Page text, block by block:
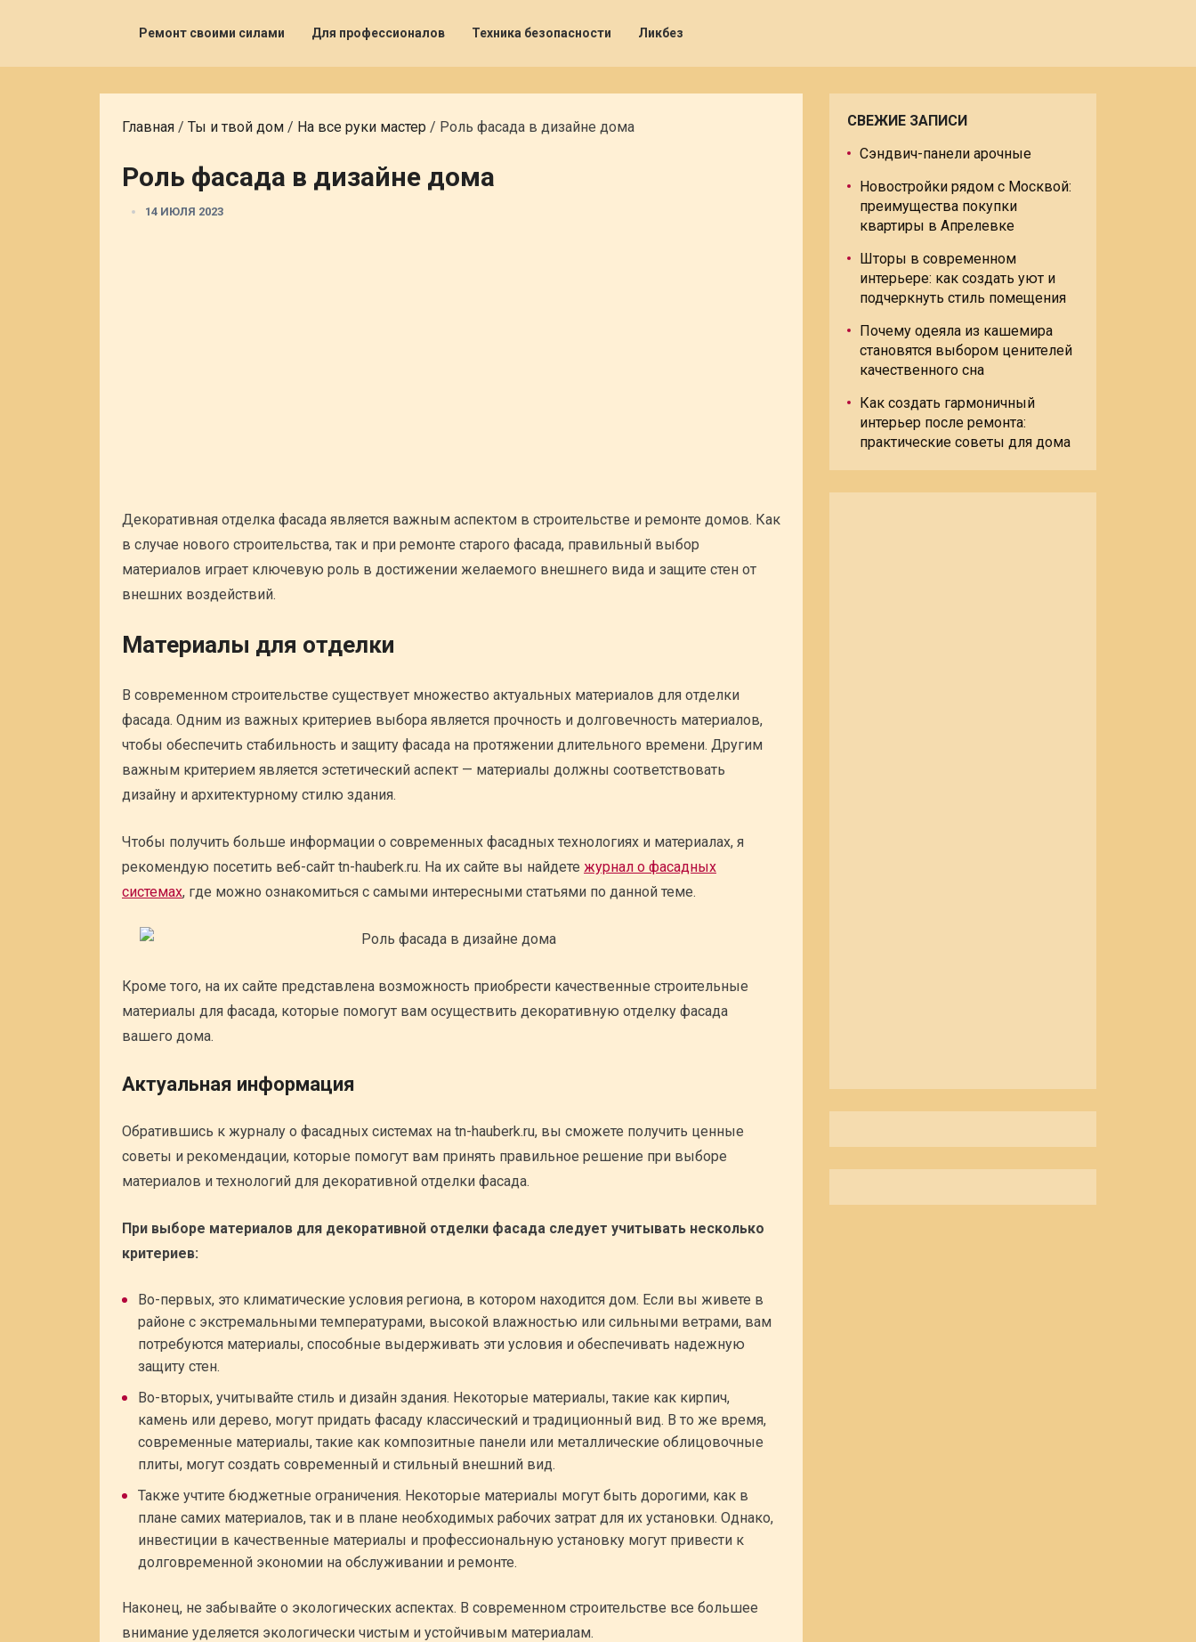
Ремонт своими силами Для профессионалов Техника безопасности Ликбез
Главная / Ты и твой дом / На все руки мастер / Роль фасада в дизайне дома
Роль фасада в дизайне дома
14 ИЮЛЯ 2023
Декоративная отделка фасада является важным аспектом в строительстве и ремонте домов. Как
в случае нового строительства, так и при ремонте старого фасада, правильный выбор
материалов играет ключевую роль в достижении желаемого внешнего вида и защите стен от
внешних воздействий.
Материалы для отделки
В современном строительстве существует множество актуальных материалов для отделки
фасада. Одним из важных критериев выбора является прочность и долговечность материалов,
чтобы обеспечить стабильность и защиту фасада на протяжении длительного времени. Другим
важным критерием является эстетический аспект — материалы должны соответствовать
дизайну и архитектурному стилю здания.
Чтобы получить больше информации о современных фасадных технологиях и материалах, я
рекомендую посетить веб-сайт tn-hauberk.ru. На их сайте вы найдете журнал о фасадных
системах, где можно ознакомиться с самыми интересными статьями по данной теме.
Кроме того, на их сайте представлена возможность приобрести качественные строительные
материалы для фасада, которые помогут вам осуществить декоративную отделку фасада
вашего дома.
Актуальная информация
Обратившись к журналу о фасадных системах на tn-hauberk.ru, вы сможете получить ценные
советы и рекомендации, которые помогут вам принять правильное решение при выборе
материалов и технологий для декоративной отделки фасада.
При выборе материалов для декоративной отделки фасада следует учитывать несколько
критериев:
Во-первых, это климатические условия региона, в котором находится дом. Если вы живете в
районе с экстремальными температурами, высокой влажностью или сильными ветрами, вам
потребуются материалы, способные выдерживать эти условия и обеспечивать надежную
защиту стен.
Во-вторых, учитывайте стиль и дизайн здания. Некоторые материалы, такие как кирпич,
камень или дерево, могут придать фасаду классический и традиционный вид. В то же время,
современные материалы, такие как композитные панели или металлические облицовочные
плиты, могут создать современный и стильный внешний вид.
Также учтите бюджетные ограничения. Некоторые материалы могут быть дорогими, как в
плане самих материалов, так и в плане необходимых рабочих затрат для их установки. Однако,
инвестиции в качественные материалы и профессиональную установку могут привести к
долговременной экономии на обслуживании и ремонте.
Наконец, не забывайте о экологических аспектах. В современном строительстве все большее
внимание уделяется экологически чистым и устойчивым материалам.
СВЕЖИЕ ЗАПИСИ
Сэндвич-панели арочные
Новостройки рядом с Москвой:
преимущества покупки
квартиры в Апрелевке
Шторы в современном
интерьере: как создать уют и
подчеркнуть стиль помещения
Почему одеяла из кашемира
становятся выбором ценителей
качественного сна
Как создать гармоничный
интерьер после ремонта:
практические советы для дома